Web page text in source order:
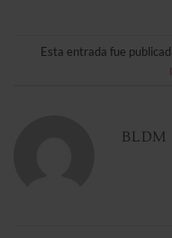
Esta entrada fue
BLDM